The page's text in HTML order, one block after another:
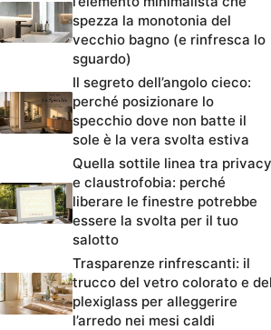
spezza la monotonia del
vecchio bagno (e rinfresca lo
sguardo)
Il segreto dell’angolo cieco:
perché posizionare lo
specchio dove non batte il
sole è la vera svolta estiva
Quella sottile linea tra privacy
e claustrofobia: perché
liberare le finestre potrebbe
essere la svolta per il tuo
salotto
Trasparenze rinfrescanti: il
trucco del vetro colorato e del
plexiglass per alleggerire
l’arredo nei mesi caldi